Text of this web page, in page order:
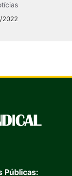
2022
Públicas: